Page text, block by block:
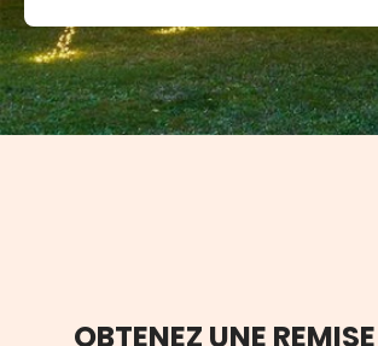
OBTENEZ UNE